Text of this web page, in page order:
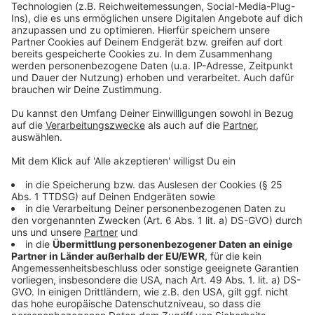
Anzeige
Weitere Themen und Programmpunkte
Anzeige
Neben der militärischen Zusammenarbeit stand auch
die Lage in der Ukraine auf der Agenda. Vor ihrem
das Rheinmetall-Werk in Unterlüß.Im Gespräch ist
auch eine mögliche Produktion von Militärtechnik im
VW-Werk Osnabrück.
Zudem trug sich Lecornu in das Goldene Buch der
Stadt Osnabrück ein.
Anzeige